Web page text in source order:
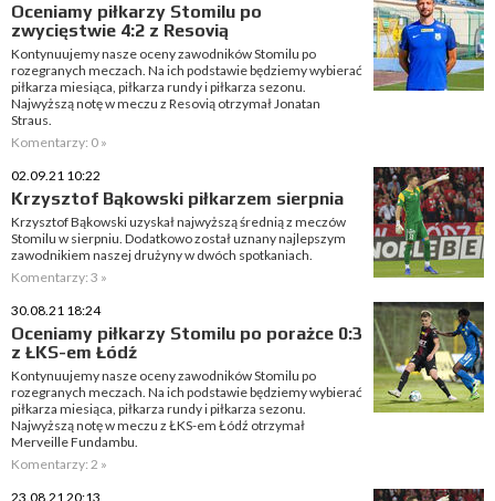
Oceniamy piłkarzy Stomilu po
zwycięstwie 4:2 z Resovią
Kontynuujemy nasze oceny zawodników Stomilu po
rozegranych meczach. Na ich podstawie będziemy wybierać
piłkarza miesiąca, piłkarza rundy i piłkarza sezonu.
Najwyższą notę w meczu z Resovią otrzymał Jonatan
Straus.
Komentarzy: 0 »
02.09.21 10:22
Krzysztof Bąkowski piłkarzem sierpnia
Krzysztof Bąkowski uzyskał najwyższą średnią z meczów
Stomilu w sierpniu. Dodatkowo został uznany najlepszym
zawodnikiem naszej drużyny w dwóch spotkaniach.
Komentarzy: 3 »
30.08.21 18:24
Oceniamy piłkarzy Stomilu po porażce 0:3
z ŁKS-em Łódź
Kontynuujemy nasze oceny zawodników Stomilu po
rozegranych meczach. Na ich podstawie będziemy wybierać
piłkarza miesiąca, piłkarza rundy i piłkarza sezonu.
Najwyższą notę w meczu z ŁKS-em Łódź otrzymał
Merveille Fundambu.
Komentarzy: 2 »
23.08.21 20:13